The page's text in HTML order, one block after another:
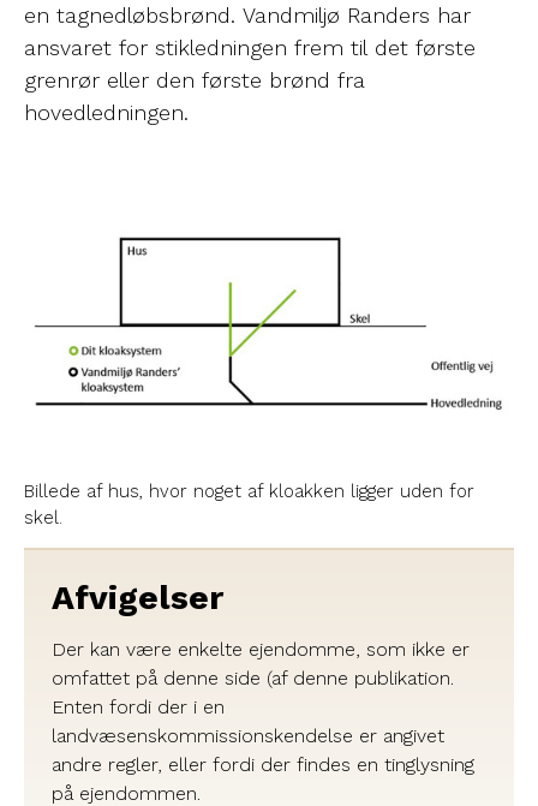
en tagnedløbsbrønd. Vandmiljø Randers har
ansvaret for stikledningen frem til det første
grenrør eller den første brønd fra
hovedledningen.
Billede af hus, hvor noget af kloakken ligger uden for
skel.
Afvigelser
Der kan være enkelte ejendomme, som ikke er
omfattet på denne side (af denne publikation.
Enten fordi der i en
landvæsenskommissionskendelse er angivet
andre regler, eller fordi der findes en tinglysning
på ejendommen.